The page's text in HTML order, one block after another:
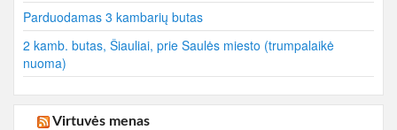
Parduodamas 3 kambarių butas
2 kamb. butas, Šiauliai, prie Saulės miesto (trumpalaikė
nuoma)
Virtuvės menas